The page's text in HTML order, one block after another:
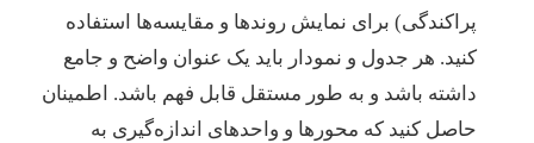
پراکندگی) برای نمایش روندها و مقایسه‌ها استفاده
کنید. هر جدول و نمودار باید یک عنوان واضح و جامع
داشته باشد و به طور مستقل قابل فهم باشد. اطمینان
حاصل کنید که محورها و واحدهای اندازه‌گیری به